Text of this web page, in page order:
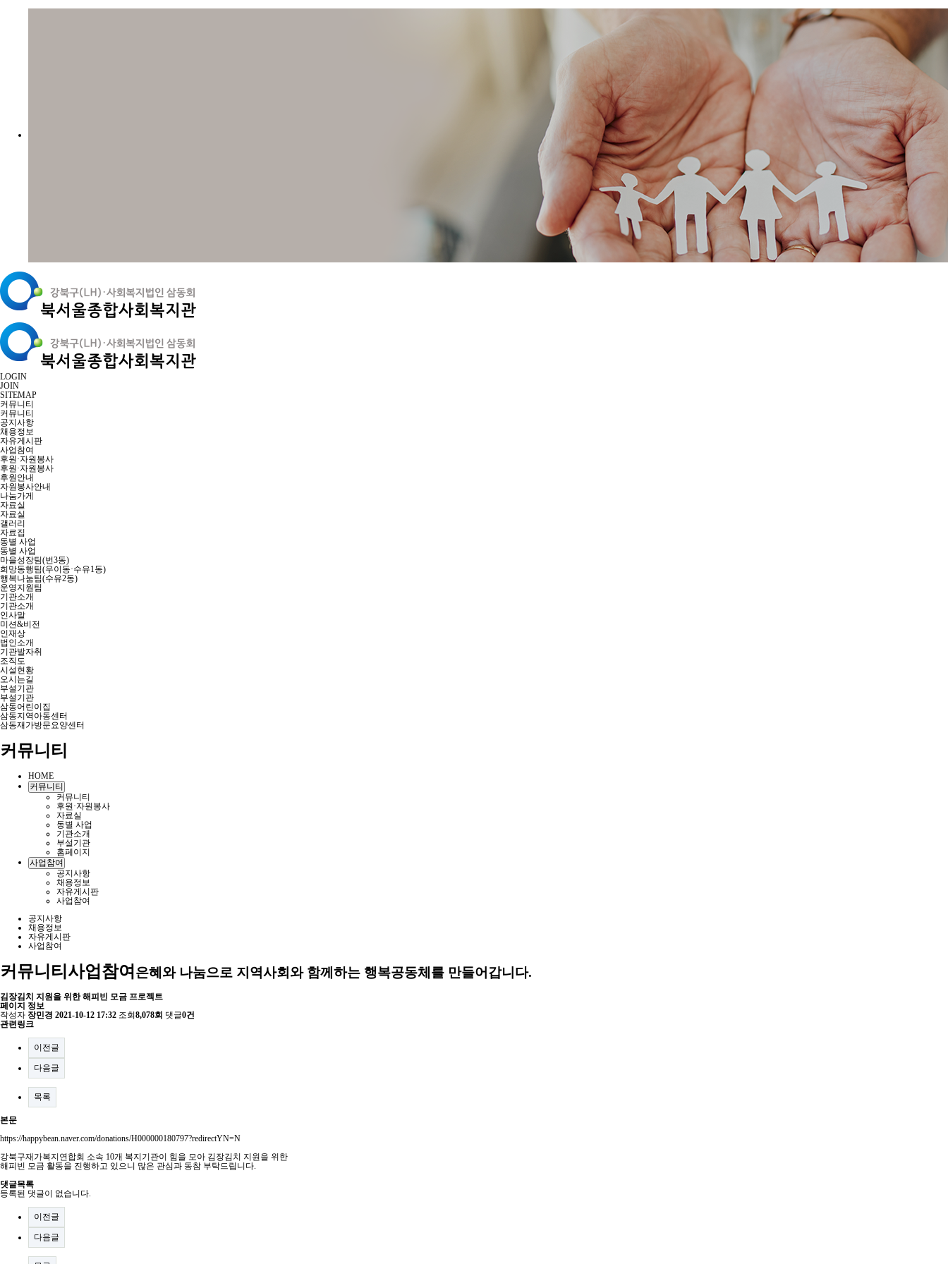
LOGIN
JOIN
SITEMAP
커뮤니티
커뮤니티
공지사항
채용정보
자유게시판
사업참여
후원·자원봉사
후원·자원봉사
후원안내
자원봉사안내
나눔가게
자료실
자료실
갤러리
자료집
동별 사업
동별 사업
마을성장팀(번3동)
희망동행팀(우이동·수유1동)
행복나눔팀(수유2동)
운영지원팀
기관소개
기관소개
인사말
미션&비전
인재상
법인소개
기관발자취
조직도
시설현황
오시는길
부설기관
부설기관
삼동어린이집
삼동지역아동센터
삼동재가방문요양센터
커뮤니티
HOME
커뮤니티
커뮤니티
후원·자원봉사
자료실
동별 사업
기관소개
부설기관
홈페이지
사업참여
공지사항
채용정보
자유게시판
사업참여
공지사항
채용정보
자유게시판
사업참여
커뮤니티 사업참여 은혜와 나눔으로 지역사회와 함께하는 행복공동체를 만들어갑니다.
김장김치 지원을 위한 해피빈 모금 프로젝트
페이지 정보
작성자 장민경 2021-10-12 17:32 조회 8,078회 댓글0건
관련링크
이전글
다음글
목록
본문
https://happybean.naver.com/donations/H000000180797?redirectYN=N
강북구재가복지연합회 소속 10개 복지기관이 힘을 모아 김장김치 지원을 위한
해피빈 모금 활동을 진행하고 있으니 많은 관심과 동참 부탁드립니다.
댓글목록
등록된 댓글이 없습니다.
이전글
다음글